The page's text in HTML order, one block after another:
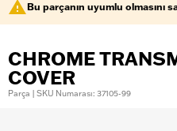
Bu parçanın uyumlu olmasını
CHROME
COVER
Parça | SKU Numarası: 37105-99